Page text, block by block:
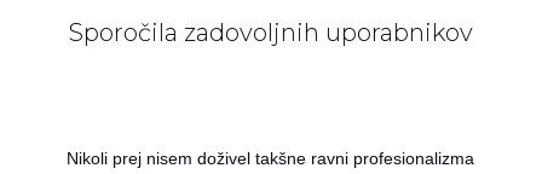
Sporočila zadovoljnih uporabnikov
Nikoli prej nisem doživel takšne ravni profesionalizma